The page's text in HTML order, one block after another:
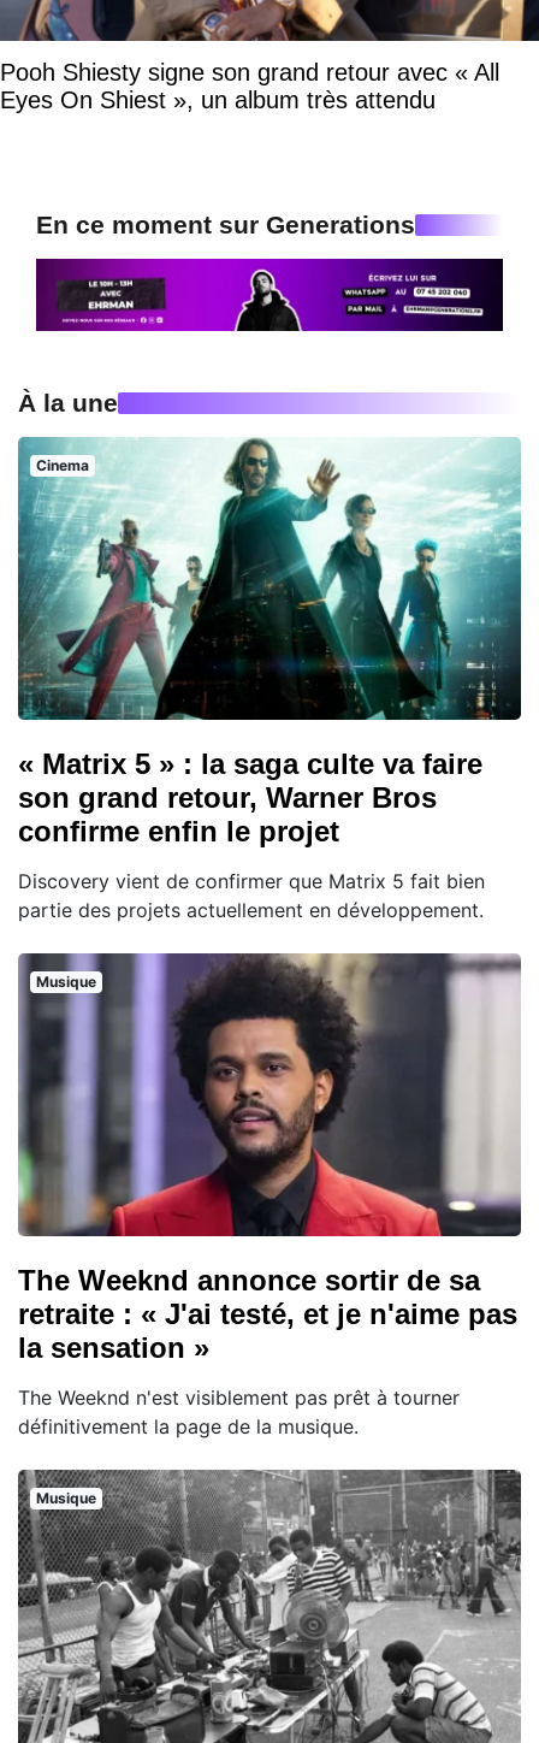
Pooh Shiesty signe son grand retour avec « All
Eyes On Shiest », un album très attendu
En ce moment sur Generations
À la une
Cinema
« Matrix 5 » : la saga culte va faire
son grand retour, Warner Bros
confirme enfin le projet
Discovery vient de confirmer que Matrix 5 fait bien
partie des projets actuellement en développement.
Musique
The Weeknd annonce sortir de sa
retraite : « J'ai testé, et je n'aime pas
la sensation »
The Weeknd n'est visiblement pas prêt à tourner
définitivement la page de la musique.
Musique